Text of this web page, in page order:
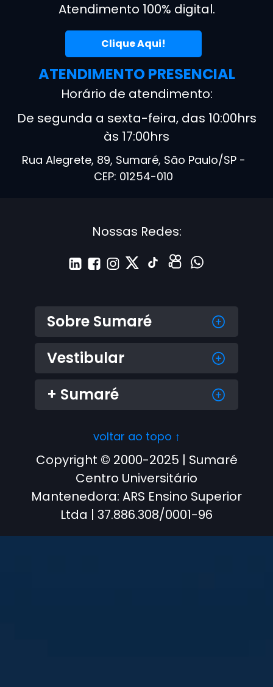
Atendimento 100% digital.
Clique Aqui!
ATENDIMENTO PRESENCIAL
Horário de atendimento:
De segunda a sexta-feira, das 10:00hrs
às 17:00hrs
Rua Alegrete, 89, Sumaré, São Paulo/SP -
CEP: 01254-010
Nossas Redes:
Sobre Sumaré
Vestibular
+ Sumaré
voltar ao topo ↑
Copyright © 2000-2025 | Sumaré
Centro Universitário
Mantenedora: ARS Ensino Superior
Ltda | 37.886.308/0001-96